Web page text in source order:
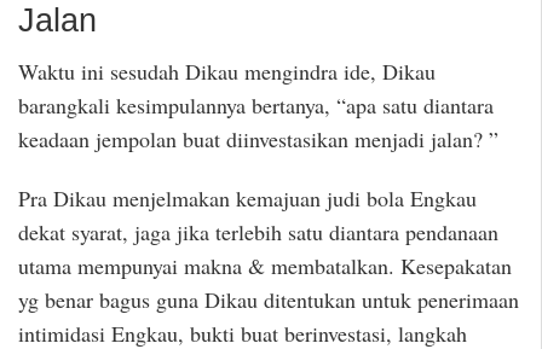
Jalan
Waktu ini sesudah Dikau mengindra ide, Dikau
barangkali kesimpulannya bertanya, “apa satu diantara
keadaan jempolan buat diinvestasikan menjadi jalan? ”
Pra Dikau menjelmakan kemajuan judi bola Engkau
dekat syarat, jaga jika terlebih satu diantara pendanaan
utama mempunyai makna & membatalkan. Kesepakatan
yg benar bagus guna Dikau ditentukan untuk penerimaan
intimidasi Engkau, bukti buat berinvestasi, langkah